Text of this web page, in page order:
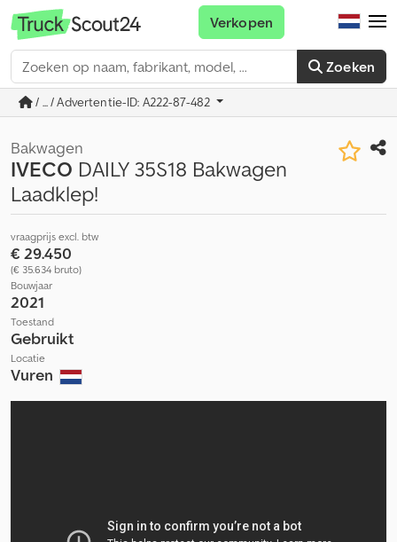
Zoeken
Verkopen
/ ... / Advertentie-ID: A222-87-482
Bakwagen
IVECO DAILY 35S18 Bakwagen
Laadklep!
vraagprijs excl. btw
€ 29.450
(€ 35.634 bruto)
Bouwjaar
2021
Toestand
Gebruikt
Locatie
Vuren